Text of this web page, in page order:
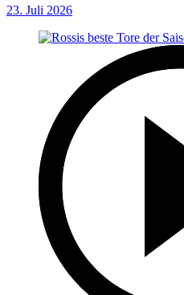
23. Juli 2026